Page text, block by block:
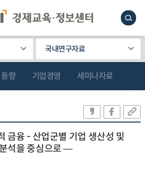
국내연구자료
향 기업경영 세미나자료
금융 - 산업군별 기업 생산성 및
석을 중심으로 ―